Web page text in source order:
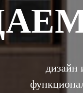
дизайн